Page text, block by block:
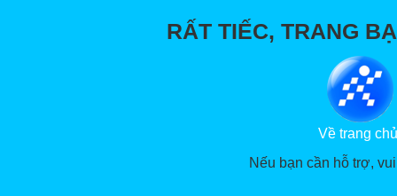
RẤT TIẾC, TRANG
Về trang chủ
Nếu bạn cần hỗ trợ,